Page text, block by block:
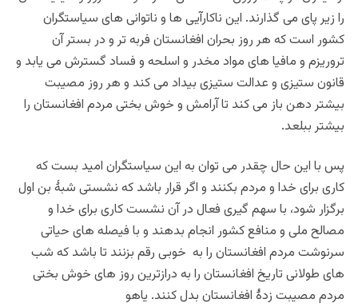
را زیر پای می گذارند. این ناکارآیی ها و ناتوانی های سیاستگران
کشور است که هر روز بحران افغانستان فربه تر و در بستر آن
تروریزم و مافیا های مواد مخدر و اسلحه و فساد گسترش می یابد و
قانون ستیزی و عدالت ستیزی بیداد می کند و هر روز مصیبت
بیشتر دهن باز می کند تا آرامش و خوش بختی مردم افغانستان را
بیشتر ببلعد.
پس با این حال چقدر می توان به این سیاستگران امید بست که
کاری برای خدا و مردم بکنند و اگر قرار باشد که نشستی شبۀ بن اول
برگزار شود، با سهم گیری فعال در آن نشست کاری برای خدا و
مصالح ملی و منافع کشور انجام بدهند و با فیصله های حیاتی
سرنوشت مردم افغانستان را به خوبی رقم بزنند تا باشد که شب
های طولانی تاریخ افغانستان را به درازترین روز های خوش بختی
مردم مصیبت زدۀ افغانستان بدل کنند. یاهو